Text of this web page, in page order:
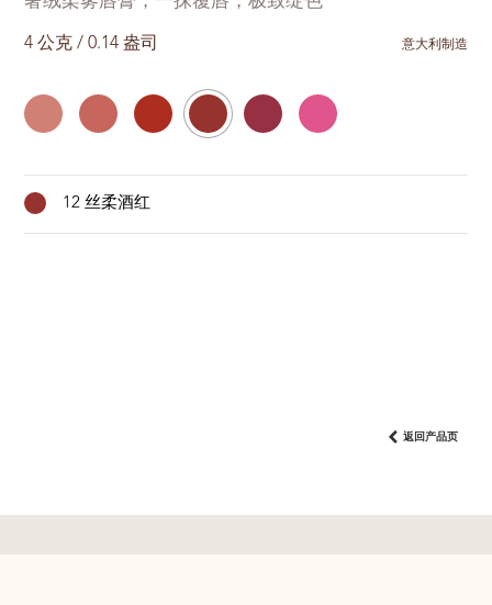
4 公克 / 0.14 盎司 意大利制造
12 丝柔酒红
返回产品页